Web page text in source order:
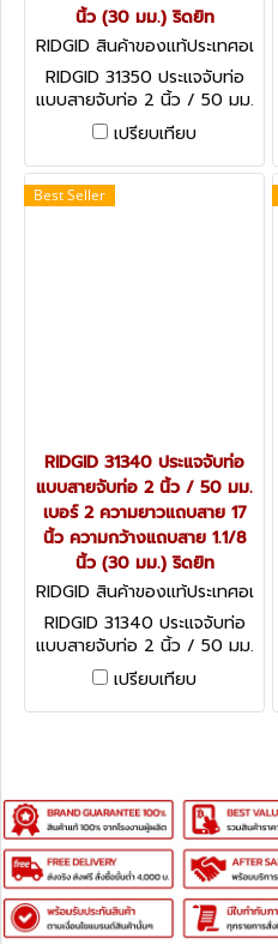
นิ้ว (30 มม.) ริดยิท
RIDGID สินค้าของแท้ประเทศอเ
มริกา 31350
RIDGID 31350 ประแจจับท่อ
แบบสายจับท่อ 2 นิ้ว / 50 มม.
เบอร์ 2 ความยาวแถบสาย 24
นิ้ว ความกว้างแถบสาย 1.1/8
นิ้ว (30 มม.) ริดยิท
เปรียบเทียบ
Best Seller
RIDGID 31340 ประแจจับท่อ
แบบสายจับท่อ 2 นิ้ว / 50 มม.
เบอร์ 2 ความยาวแถบสาย 17
นิ้ว ความกว้างแถบสาย 1.1/8
นิ้ว (30 มม.) ริดยิท
RIDGID สินค้าของแท้ประเทศอเ
มริกา 31340
RIDGID 31340 ประแจจับท่อ
แบบสายจับท่อ 2 นิ้ว / 50 มม.
เบอร์ 2 ความยาวแถบสาย 17
นิ้ว ความกว้างแถบสาย 1.1/8
นิ้ว (30 มม.) ริดยิท
เปรียบเทียบ